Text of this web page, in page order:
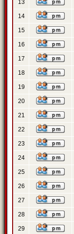
13
14
15
16
17
18
19
20
21
22
23
24
25
26
27
28
29